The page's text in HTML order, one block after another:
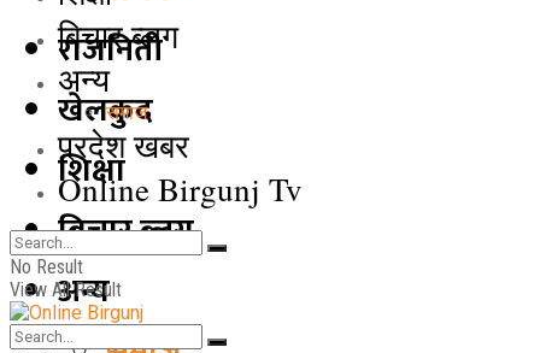
राजनिती
खेलकुद
शिक्षा
बिचार ब्लग
अन्य
बिचार ब्लग
अन्य
समाज
प्रदेश खबर
Online Birgunj Tv
No Result
View All Result